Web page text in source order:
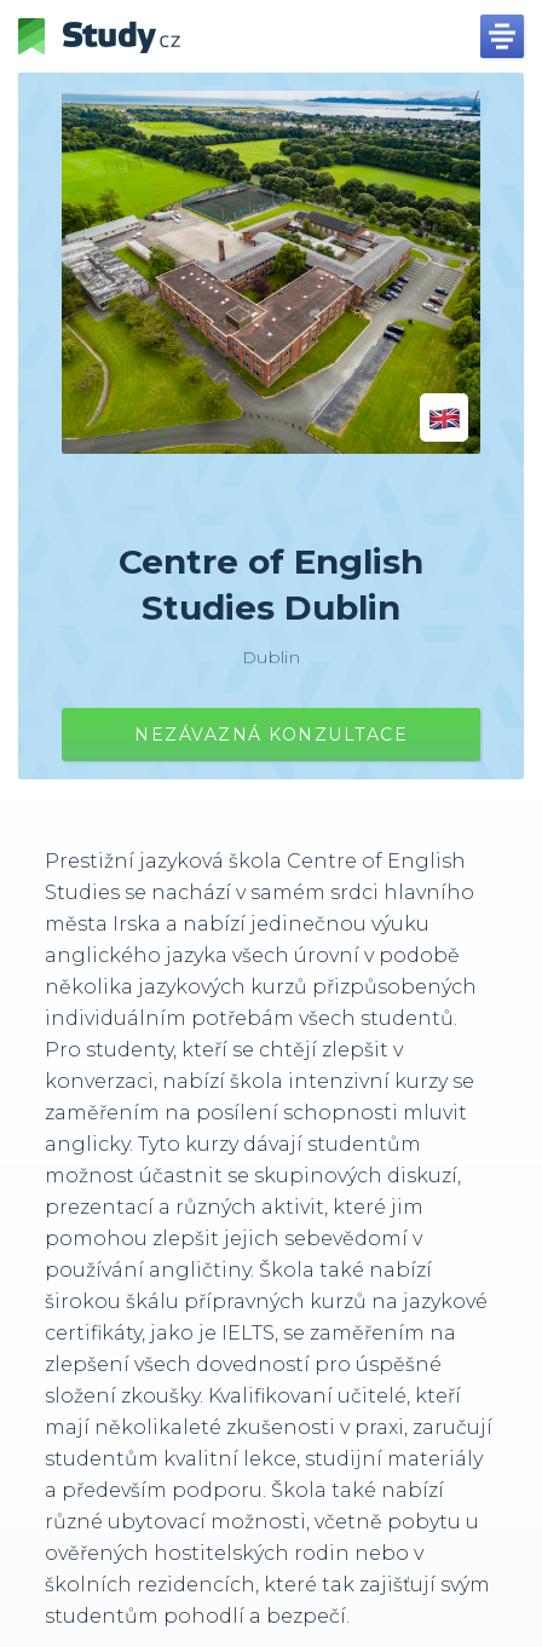
Centre of English
Studies Dublin
Dublin
NEZÁVAZNÁ KONZULTACE
Prestižní jazyková škola Centre of English
Studies se nachází v samém srdci hlavního
města Irska a nabízí jedinečnou výuku
anglického jazyka všech úrovní v podobě
několika jazykových kurzů přizpůsobených
individuálním potřebám všech studentů.
Pro studenty, kteří se chtějí zlepšit v
konverzaci, nabízí škola intenzivní kurzy se
zaměřením na posílení schopnosti mluvit
anglicky. Tyto kurzy dávají studentům
možnost účastnit se skupinových diskuzí,
prezentací a různých aktivit, které jim
pomohou zlepšit jejich sebevědomí v
používání angličtiny. Škola také nabízí
širokou škálu přípravných kurzů na jazykové
certifikáty, jako je IELTS, se zaměřením na
zlepšení všech dovedností pro úspěšné
složení zkoušky. Kvalifikovaní učitelé, kteří
mají několikaleté zkušenosti v praxi, zaručují
studentům kvalitní lekce, studijní materiály
a především podporu. Škola také nabízí
různé ubytovací možnosti, včetně pobytu u
ověřených hostitelských rodin nebo v
školních rezidencích, které tak zajišťují svým
studentům pohodlí a bezpečí.